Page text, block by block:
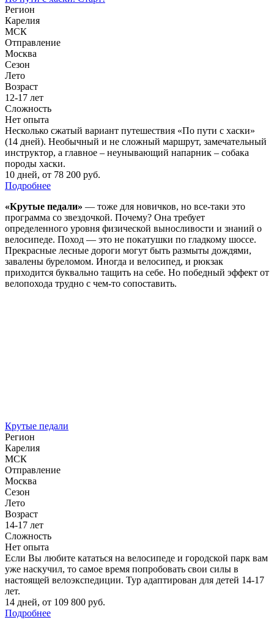
Регион
Карелия
МСК
Отправление
Москва
Сезон
Лето
Возраст
12-17 лет
Сложность
Нет опыта
Несколько сжатый вариант путешествия «По пути с хаски»
(14 дней). Необычный и не сложный маршрут, замечательный
инструктор, а главное – неунывающий напарник – собака
породы хаски.
10 дней, от 78 200 руб.
Подробнее
«Крутые педали» — тоже для новичков, но все-таки это
программа со звездочкой. Почему? Она требует
определенного уровня физической выносливости и знаний о
велосипеде. Поход — это не покатушки по гладкому шоссе.
Прекрасные лесные дороги могут быть размыты дождями,
завалены буреломом. Иногда и велосипед, и рюкзак
приходится буквально тащить на себе. Но победный эффект от
велопохода трудно с чем-то сопоставить.
Крутые педали
Регион
Карелия
МСК
Отправление
Москва
Сезон
Лето
Возраст
14-17 лет
Сложность
Нет опыта
Если Вы любите кататься на велосипеде и городской парк вам
уже наскучил, то самое время попробовать свои силы в
настоящей велоэкспедиции. Тур адаптирован для детей 14-17
лет.
14 дней, от 109 800 руб.
Подробнее